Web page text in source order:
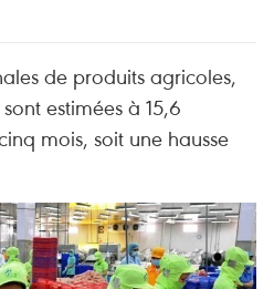
de produits agricoles,
estimées à 15,6
mois, soit une hausse